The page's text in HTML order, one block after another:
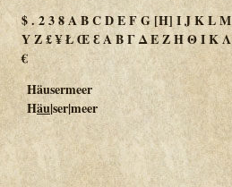
$.238ABCDEFG[H] IJKLM
YZ£¥ŁŒƐΑΒΓΔΕΖΗΘΙΚΛ
€
Häusermeer
Häu|ser|meer